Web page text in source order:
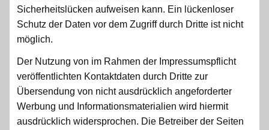
Sicherheitslücken aufweisen kann. Ein lückenloser
Schutz der Daten vor dem Zugriff durch Dritte ist nicht
möglich.
Der Nutzung von im Rahmen der Impressumspflicht
veröffentlichten Kontaktdaten durch Dritte zur
Übersendung von nicht ausdrücklich angeforderter
Werbung und Informationsmaterialien wird hiermit
ausdrücklich widersprochen. Die Betreiber der Seiten